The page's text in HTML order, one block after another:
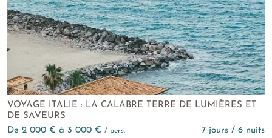
pour accompagner un si beau périple !
VOYAGE ITALIE : LA CALABRE TERRE DE LUMIÈRES ET
DE SAVEURS
de 2 000 € à 3 000 € / pers.
7 jours / 6 nuits